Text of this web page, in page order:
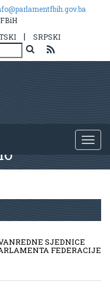
| SRPSKI
SJEDNICE
FEDERACIJE